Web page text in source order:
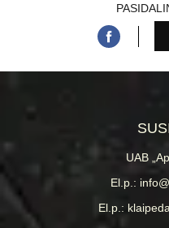
UAB
El.p.:
El.p.: